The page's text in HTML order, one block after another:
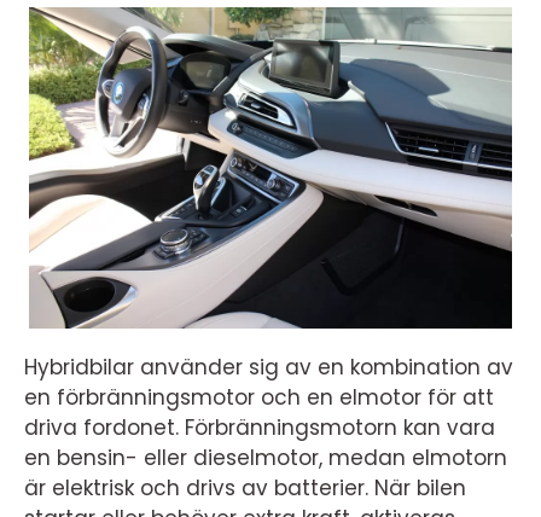
Hybridbilar använder sig av en kombination av
en förbränningsmotor och en elmotor för att
driva fordonet. Förbränningsmotorn kan vara
en bensin- eller dieselmotor, medan elmotorn
är elektrisk och drivs av batterier. När bilen